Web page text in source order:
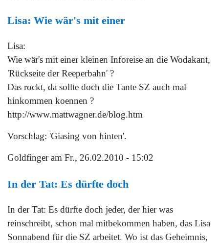
Lisa: Wie wär's mit einer
Lisa:
Wie wär's mit einer kleinen Inforeise an die Wodakant,
'Rückseite der Reeperbahn' ?
Das rockt, da sollte doch die Tante SZ auch mal
hinkommen koennen ?
http://www.mattwagner.de/blog.htm
Vorschlag: 'Giasing von hinten'.
Goldfingeram Fr., 26.02.2010 - 15:02
In der Tat: Es dürfte doch
In der Tat: Es dürfte doch jeder, der hier was
reinschreibt, schon mal mitbekommen haben, das Lisa
Sonnabend für die SZ arbeitet. Wo ist das Geheimnis,